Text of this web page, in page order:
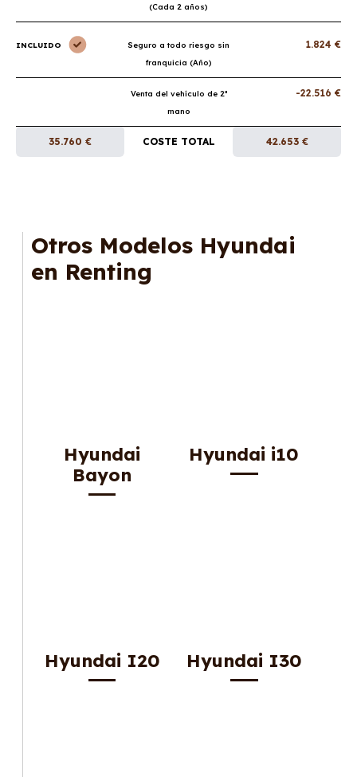
(Cada 2 años)
INCLUIDO
Seguro a todo riesgo sin
franquicia (Año)
1.824 €
Venta del vehículo de 2ª
mano
-22.516 €
35.760 € COSTE TOTAL 42.653 €
Otros Modelos Hyundai
en Renting
Hyundai
Bayon
Hyundai i10
Hyundai I20 Hyundai I30